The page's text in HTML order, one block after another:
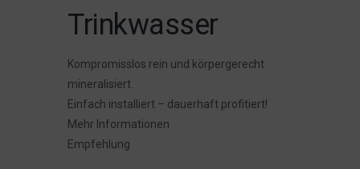
Trinkwasser
Kompromisslos rein und körpergerecht
mineralisiert.
Einfach installiert – dauerhaft profitiert!
Mehr Informationen
Empfehlung